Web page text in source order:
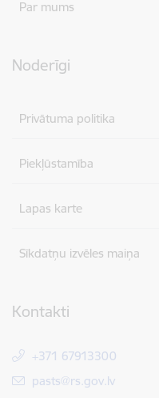
Par mums
Noderīgi
Privātuma politika
Piekļūstamība
Lapas karte
Sīkdatņu izvēles maiņa
Kontakti
+371 67913300
E-pasts:
pasts@rs.gov.lv